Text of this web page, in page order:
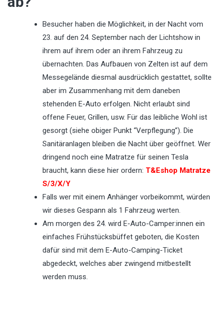
Besucher haben die Möglichkeit, in der Nacht vom
23. auf den 24. September nach der Lichtshow in
ihrem auf ihrem oder an ihrem Fahrzeug zu
übernachten. Das Aufbauen von Zelten ist auf dem
Messegelände diesmal ausdrücklich gestattet, sollte
aber im Zusammenhang mit dem daneben
stehenden E-Auto erfolgen. Nicht erlaubt sind
offene Feuer, Grillen, usw. Für das leibliche Wohl ist
gesorgt (siehe obiger Punkt “Verpflegung”). Die
Sanitäranlagen bleiben die Nacht über geöffnet. Wer
dringend noch eine Matratze für seinen Tesla
braucht, kann diese hier ordern: T&Eshop Matratze
S/3/X/Y
Falls wer mit einem Anhänger vorbeikommt, würden
wir dieses Gespann als 1 Fahrzeug werten.
Am morgen des 24. wird E-Auto-Camper:innen ein
einfaches Frühstücksbüffet geboten, die Kosten
dafür sind mit dem E-Auto-Camping-Ticket
abgedeckt, welches aber zwingend mitbestellt
werden muss.